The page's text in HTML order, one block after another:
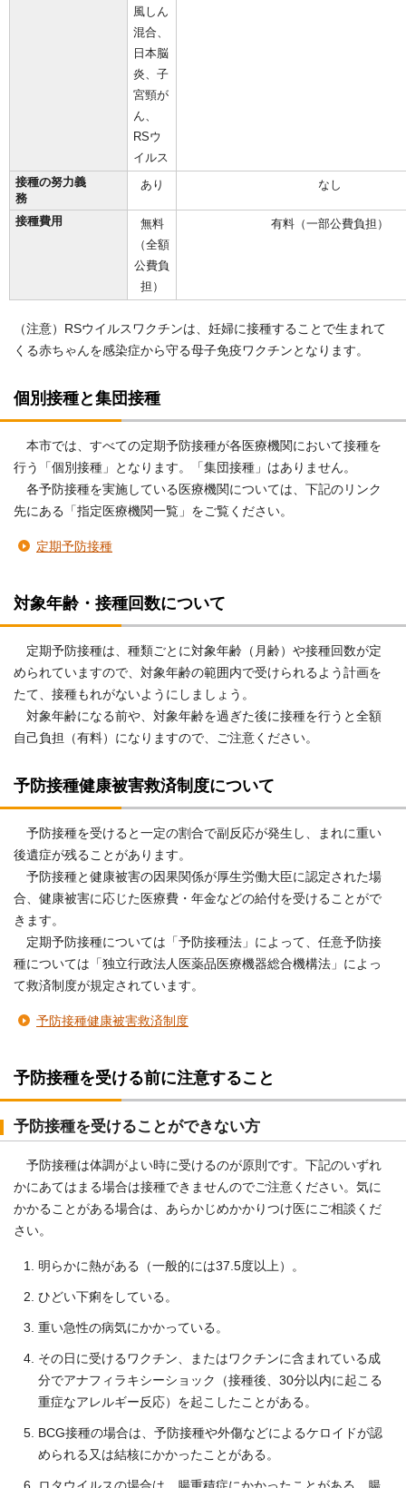
風しん
混合、
日本脳
炎、子
宮頸が
ん、
RSウ
イルス
接種の努力義
務
あり なし
接種費用
無料
（全額
公費負
担）
有料（一部公費負担）
（注意）RSウイルスワクチンは、妊婦に接種することで生まれて
くる赤ちゃんを感染症から守る母子免疫ワクチンとなります。
個別接種と集団接種
本市では、すべての定期予防接種が各医療機関において接種を
行う「個別接種」となります。「集団接種」はありません。
各予防接種を実施している医療機関については、下記のリンク
先にある「指定医療機関一覧」をご覧ください。
定期予防接種
対象年齢・接種回数について
定期予防接種は、種類ごとに対象年齢（月齢）や接種回数が定
められていますので、対象年齢の範囲内で受けられるよう計画を
たて、接種もれがないようにしましょう。
対象年齢になる前や、対象年齢を過ぎた後に接種を行うと全額
自己負担（有料）になりますので、ご注意ください。
予防接種健康被害救済制度について
予防接種を受けると一定の割合で副反応が発生し、まれに重い
後遺症が残ることがあります。
予防接種と健康被害の因果関係が厚生労働大臣に認定された場
合、健康被害に応じた医療費・年金などの給付を受けることがで
きます。
定期予防接種については「予防接種法」によって、任意予防接
種については「独立行政法人医薬品医療機器総合機構法」によっ
て救済制度が規定されています。
予防接種健康被害救済制度
予防接種を受ける前に注意すること
予防接種を受けることができない方
予防接種は体調がよい時に受けるのが原則です。下記のいずれ
かにあてはまる場合は接種できませんのでご注意ください。気に
かかることがある場合は、あらかじめかかりつけ医にご相談くだ
さい。
明らかに熱がある（一般的には37.5度以上）。
ひどい下痢をしている。
重い急性の病気にかかっている。
その日に受けるワクチン、またはワクチンに含まれている成
分でアナフィラキシーショック（接種後、30分以内に起こる
重症なアレルギー反応）を起こしたことがある。
BCG接種の場合は、予防接種や外傷などによるケロイドが認
められる又は結核にかかったことがある。